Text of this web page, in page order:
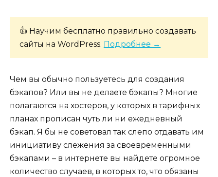
👍 Научим бесплатно правильно создавать
сайты на WordPress. Подробнее →
Чем вы обычно пользуетесь для создания
бэкапов? Или вы не делаете бэкапы? Многие
полагаются на хостеров, у которых в тарифных
планах прописан чуть ли ни ежедневный
бэкап. Я бы не советовал так слепо отдавать им
инициативу слежения за своевременными
бэкапами – в интернете вы найдете огромное
количество случаев, в которых то, что обязаны